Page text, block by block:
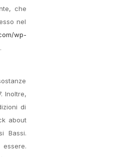
che
nel
wp-
Inoltre,
di
about
Bassi.